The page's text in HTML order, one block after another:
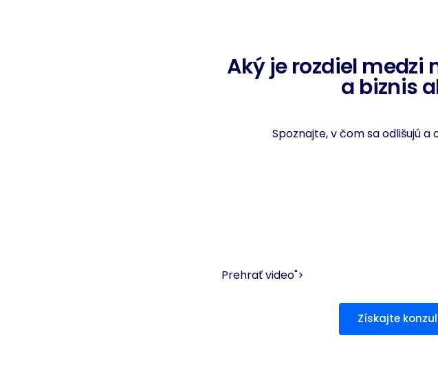
Aký je rozdiel
a biznis
Spoznajte, v čom sa odlišujú a
Prehrať video">
Získajte